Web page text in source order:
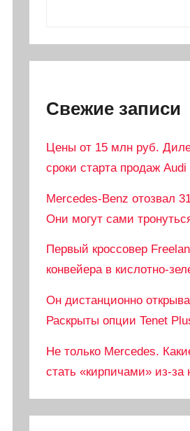
Свежие записи
Цены от 15 млн руб.
сроки старта продаж
Mercedes-Benz отозвал
Они могут сами
Первый кроссовер
конвейера в кислотно-
Он дистанционно
Раскрыты опции Tenet
Не только Mercedes.
стать «кирпичами» из-за